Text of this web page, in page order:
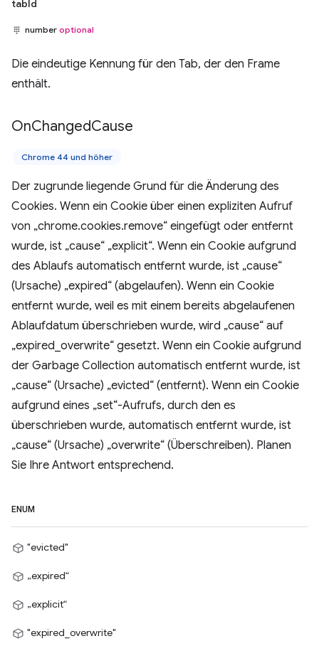
tabId
number optional
Die eindeutige Kennung für den Tab, der den Frame
enthält.
OnChangedCause
Chrome 44 und höher
Der zugrunde liegende Grund für die Änderung des
Cookies. Wenn ein Cookie über einen expliziten Aufruf
von „chrome.cookies.remove“ eingefügt oder entfernt
wurde, ist „cause“ „explicit“. Wenn ein Cookie aufgrund
des Ablaufs automatisch entfernt wurde, ist „cause“
(Ursache) „expired“ (abgelaufen). Wenn ein Cookie
entfernt wurde, weil es mit einem bereits abgelaufenen
Ablaufdatum überschrieben wurde, wird „cause“ auf
„expired_overwrite“ gesetzt. Wenn ein Cookie aufgrund
der Garbage Collection automatisch entfernt wurde, ist
„cause“ (Ursache) „evicted“ (entfernt). Wenn ein Cookie
aufgrund eines „set“-Aufrufs, durch den es
überschrieben wurde, automatisch entfernt wurde, ist
„cause“ (Ursache) „overwrite“ (Überschreiben). Planen
Sie Ihre Antwort entsprechend.
ENUM
"evicted"
„expired“
„explicit“
"expired_overwrite"